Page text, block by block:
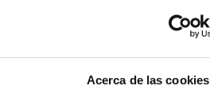
Acerca de las cookies